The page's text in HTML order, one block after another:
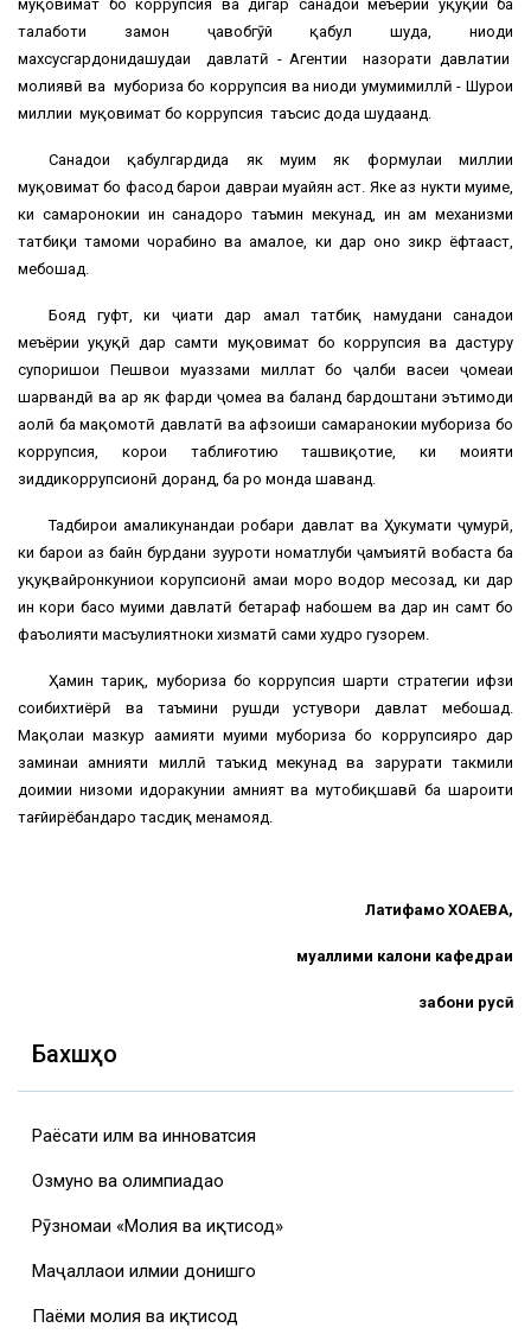
муқовимат бо коррупсия ва дигар санадҳои меъёрии ҳуқуқии ба
талаботи замон ҷавобгӯй қабул шуда, ниҳоди
махсусгардонидашудаи давлатӣ - Агентии назорати давлатии
молиявӣ ва мубориза бо коррупсия ва ниҳоди умумимиллӣ - Шурои
миллии муқовимат бо коррупсия таъсис дода шудаанд.
Санадҳои қабулгардида як муҳим як формулаи миллии
муқовимат бо фасод барои давраи муайян аст. Яке аз нукти муҳиме,
ки самаронокии ин санадҳоро таъмин мекунад, ин ҳам механизми
татбиқи тамоми чорабинҳо ва амалҳое, ки дар онҳо зикр ёфтааст,
мебошад.
Бояд гуфт, ки ҷиҳати дар амал татбиқ намудани санадҳои
меъёрии ҳуқуқӣ дар самти муқовимат бо коррупсия ва дастуру
супоришҳои Пешвои муаззами миллат бо ҷалби васеи ҷомеаи
шаҳрвандӣ ва ҳар як фарди ҷомеа ва баланд бардоштани эътимоди
аҳолӣ ба мақомотӣ давлатӣ ва афзоиши самаранокии мубориза бо
коррупсия, корҳои таблиғотию ташвиқотие, ки моҳияти
зиддикоррупсионӣ доранд, ба роҳ монда шаванд.
Тадбирҳои амаликунандаи роҳбари давлат ва Ҳукумати ҷумҳурӣ,
ки барои аз байн бурдани зуҳуроти номатлуби ҷамъиятӣ вобаста ба
ҳуқуқвайронкуниҳои корупсионӣ ҳамаи моро водор месозад, ки дар
ин кори басо муҳими давлатӣ бетараф набошем ва дар ин самт бо
фаъолияти масъулиятноки хизматӣ саҳми худро гузорем.
Ҳамин тариқ, мубориза бо коррупсия шарти стратегии ҳифзи
соҳибихтиёрӣ ва таъмини рушди устувори давлат мебошад.
Мақолаи мазкур аҳамияти муҳими мубориза бо коррупсияро дар
заминаи амнияти миллӣ таъкид мекунад ва зарурати такмили
доимии низоми идоракунии амният ва мутобиқшавӣ ба шароити
тағйирёбандаро тасдиқ менамояд.
Латифамо ХОҶАЕВА,
муаллими калони кафедраи
забони русӣ
Бахшҳо
Раёсати илм ва инноватсия
Озмунҳо ва олимпиадаҳо
Рӯзномаи «Молия ва иқтисод»
Маҷаллаҳои илмии донишгоҳ
Паёми молия ва иқтисод